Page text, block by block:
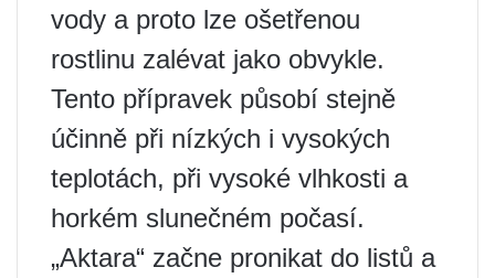
vody a proto lze ošetřenou
rostlinu zalévat jako obvykle.
Tento přípravek působí stejně
účinně při nízkých i vysokých
teplotách, při vysoké vlhkosti a
horkém slunečném počasí.
„Aktara“ začne pronikat do listů a